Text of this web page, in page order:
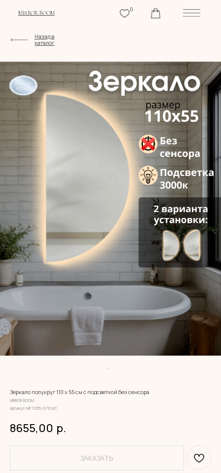
Зеркало полукруг 110 х 55 см с подсветкой без сенсора
MIRROR ROOM
Артикул:МР 11055-3-ПЛ-БС
8655,00 р.
ЗАКАЗАТЬ